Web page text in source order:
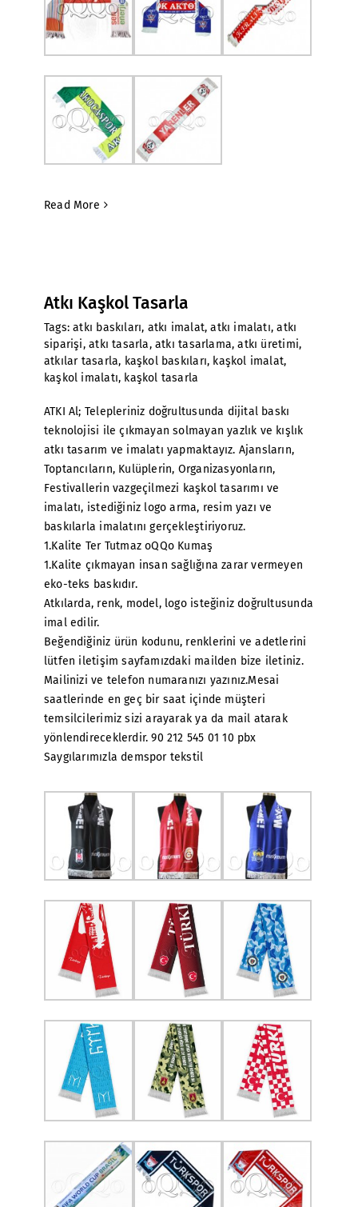
Read More
Atkı Kaşkol Tasarla
Tags:atkı baskıları, atkı imalat,atkı imalatı,atkı
siparişi,atkı tasarla,atkı tasarlama,atkı üretimi,
atkılar tasarla, kaşkol baskıları, kaşkol imalat,
kaşkol imalatı, kaşkol tasarla
ATKI Al; Telepleriniz doğrultusunda dijital baskı
teknolojisi ile çıkmayan solmayan yazlık ve kışlık
atkı tasarım ve imalatı yapmaktayız. Ajansların,
Toptancıların, Kulüplerin, Organizasyonların,
Festivallerin vazgeçilmezi kaşkol tasarımı ve
imalatı, istediğiniz logo arma, resim yazı ve
baskılarla imalatını gerçekleştiriyoruz.
1.Kalite Ter Tutmaz oQQo Kumaş
1.Kalite çıkmayan insan sağlığına zarar vermeyen
eko-teks baskıdır.
Atkılarda, renk, model, logo isteğiniz doğrultusunda
imal edilir.
Beğendiğiniz ürün kodunu, renklerini ve adetlerini
lütfen iletişim sayfamızdaki mailden bize iletiniz.
Mailinizi ve telefon numaranızı yazınız.Mesai
saatlerinde en geç bir saat içinde müşteri
temsilcilerimiz sizi arayarak ya da mail atarak
yönlendireceklerdir. 90 212 545 01 10 pbx
Saygılarımızla demspor tekstil